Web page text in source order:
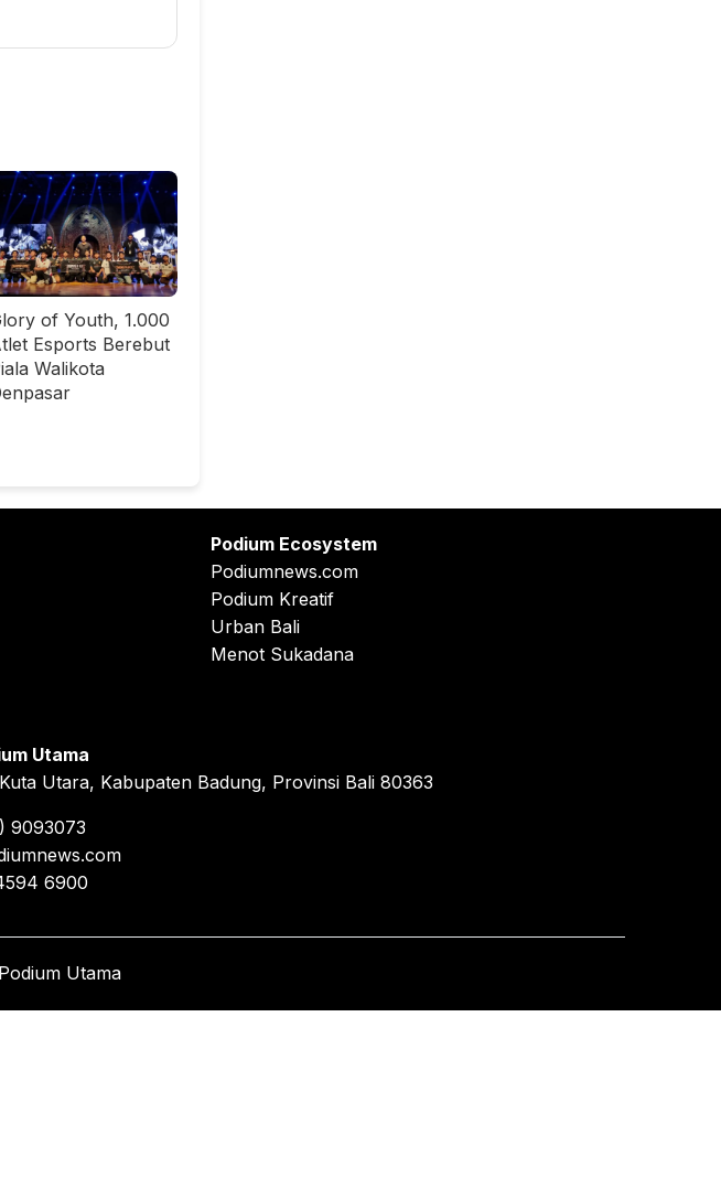
of Youth, 1.000
Esports Berebut
Walikota
Podium Ecosystem
Podiumnews.com
Podium Kreatif
Urban Bali
Menot Sukadana
Utama
Utara, Kabupaten Badung, Provinsi Bali 80363
9093073
6900
Utama